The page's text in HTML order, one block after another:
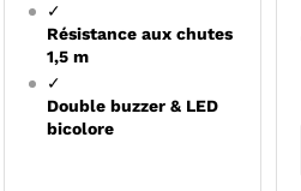
✓
Résistance aux chutes
1,5 m
✓
Double buzzer & LED
bicolore